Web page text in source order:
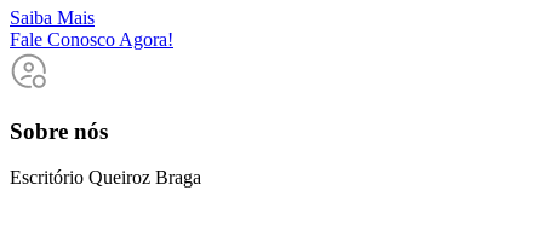
Saiba Mais
Fale Conosco Agora!
Sobre nós
Escritório Queiroz Braga